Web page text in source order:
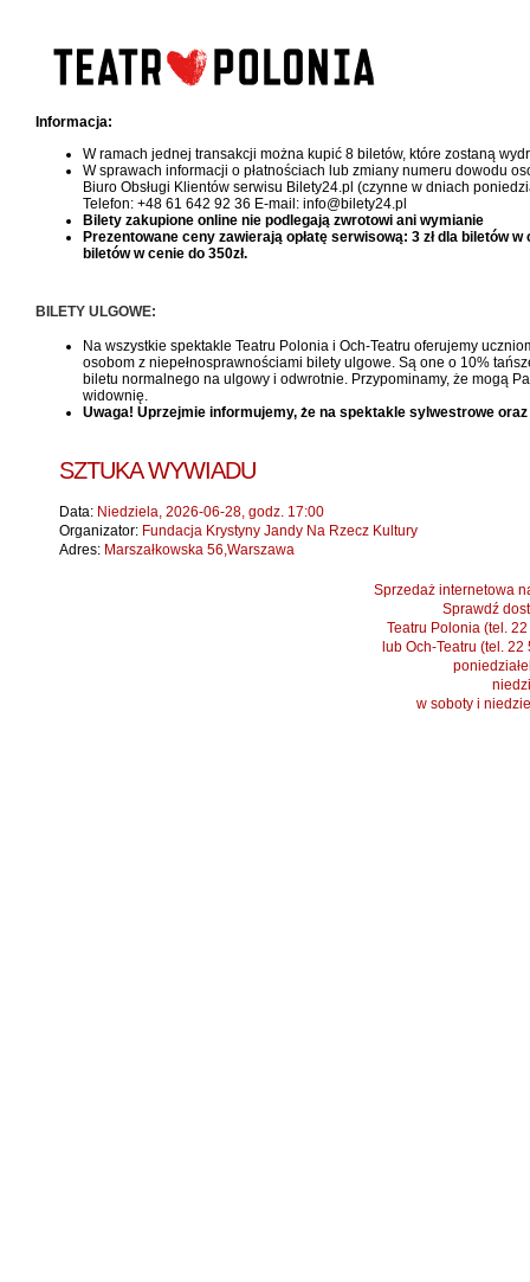
Informacja:
W ramach jednej transakcji można kupić 8 biletów, które zostaną
W sprawach informacji o płatnościach lub zmiany numeru dowodu
Biuro Obsługi Klientów serwisu Bilety24.pl (czynne w dniach
Telefon: +48 61 642 92 36 E-mail: info@bilety24.pl
Bilety zakupione online nie podlegają zwrotowi ani wymianie
Prezentowane ceny zawierają opłatę serwisową: 3 zł dla biletów w
biletów w cenie do 350zł.
BILETY ULGOWE:
Na wszystkie spektakle Teatru Polonia i Och-Teatru oferujemy
osobom z niepełnosprawnościami bilety ulgowe. Są one o 10%
biletu normalnego na ulgowy i odwrotnie. Przypominamy, że mogą
widownię.
Uwaga! Uprzejmie informujemy, że na spektakle sylwestrowe
SZTUKA WYWIADU
Data: Niedziela, 2026-06-28, godz. 17:00
Organizator: Fundacja Krystyny Jandy Na Rzecz Kultury
Adres: Marszałkowska 56,Warszawa
Sprzedaż internetowa
Sprawdź
Teatru Polonia (tel.
lub Och-Teatru (tel.
w soboty i